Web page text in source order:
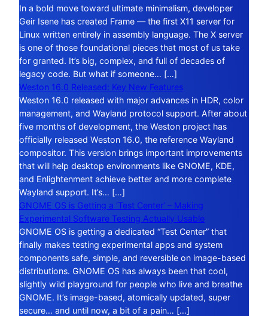
In a bold move toward ultimate minimalism, developer
Geir Isene has created Frame — the first X11 server for
Linux written entirely in assembly language. The X server
is one of those foundational pieces that most of us take
for granted. It’s big, complex, and full of decades of
legacy code. But what if someone… […]
Weston 16.0 Released: Key New Features
Weston 16.0 released with major advances in HDR, color
management, and Wayland protocol support. After about
five months of development, the Weston project has
officially released Weston 16.0, the reference Wayland
compositor. This version brings important improvements
that will help desktop environments like GNOME, KDE,
and Enlightenment achieve better and more complete
Wayland support. It’s… […]
GNOME OS is Getting a ‘Test Center’ – Making
Experimental Software Testing Actually Usable
GNOME OS is getting a dedicated “Test Center” that
finally makes testing experimental apps and system
components safe, simple, and reversible on image-based
distributions. GNOME OS has always been that cool,
slightly wild playground for people who live and breathe
GNOME. It’s image-based, atomically updated, super
secure… and until now, a bit of a pain… […]